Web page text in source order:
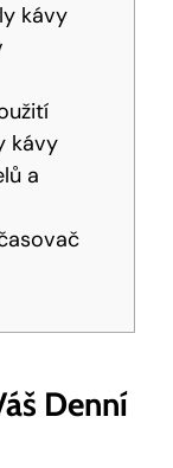
kávy
kávy
a
Denní